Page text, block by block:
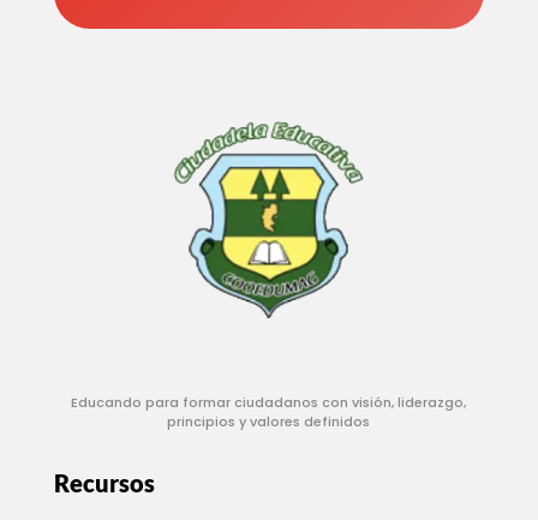
Educando para formar ciudadanos con visión, liderazgo,
principios y valores definidos
Recursos